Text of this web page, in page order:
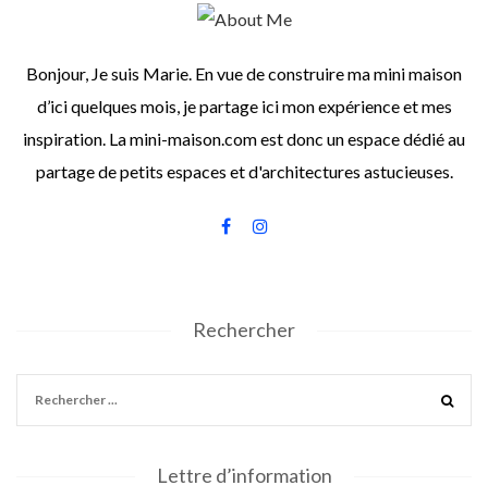
Bonjour, Je suis Marie. En vue de construire ma mini maison
d’ici quelques mois, je partage ici mon expérience et mes
inspiration. La mini-maison.com est donc un espace dédié au
partage de petits espaces et d'architectures astucieuses.
Rechercher
Lettre d’information